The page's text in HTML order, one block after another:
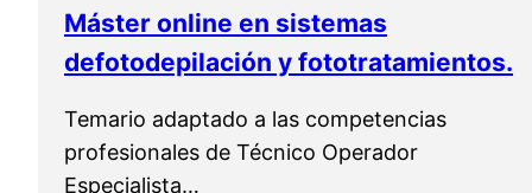
I
N
P
L
U
Máster online en sistemas
defotodepilación y fototratamientos.
Temario adaptado a las competencias
profesionales de Técnico Operador
Especialista…